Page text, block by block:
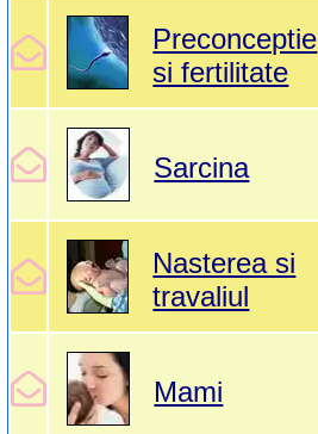
Preconceptie
si fertilitate
Sarcina
Nasterea si
travaliul
Mami